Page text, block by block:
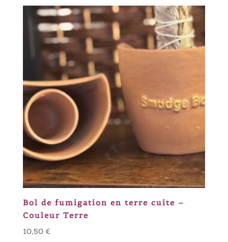
Bol de fumigation en terre cuite –
Couleur Terre
10,50 €